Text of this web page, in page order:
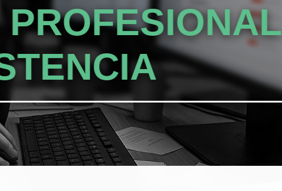
PROFESIONAL